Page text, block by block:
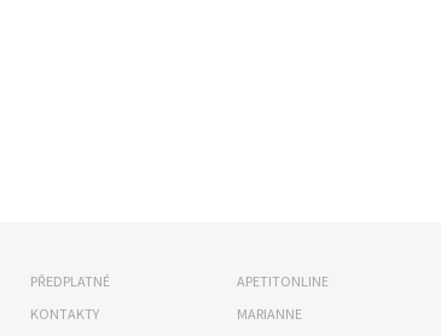
PŘEDPLATNÉ
KONTAKTY
APETITONLINE
MARIANNE